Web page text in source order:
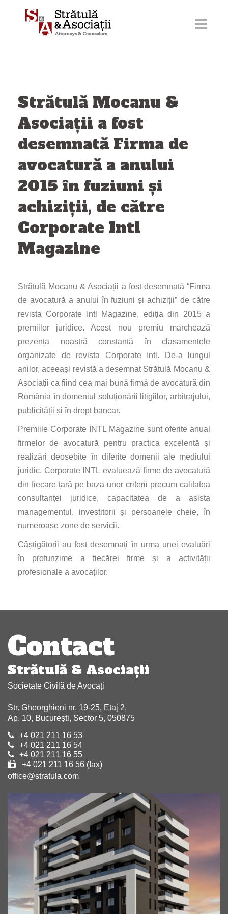
Strătulă Mocanu &
Asociaţii a fost
desemnată Firma de
avocatură a anului
2015 în fuziuni și
achiziții, de către
Corporate Intl
Magazine
Strătulă Mocanu & Asociații a fost desemnată “Firma
de avocatură a anului în fuziuni și achiziții” de către
revista Corporate Intl Magazine, ediția din 2015 a
premiilor juridice. Acest nou premiu marchează
prezența noastră constantă în clasamentele
organizate de revista Corporate Intl. De-a lungul
anilor, aceeași revistă a desemnat Strătulă Mocanu &
Asociații ca fiind cea mai bună firmă de avocatură din
România în domeniul soluționării litigiilor, arbitrajului,
publicității și în drept bancar.
Premiile Corporate INTL Magazine sunt oferite anual
firmelor de avocatură pentru practica excelentă și
realizări deosebite în diferite domenii ale mediului
juridic. Corporate INTL evaluează firme de avocatură
din fiecare țară pe baza unor criterii precum calitatea
consultanței juridice, capacitatea de a asista
managementul, investitorii și persoanele cheie, în
numeroase zone de servicii.
Câștigătorii au fost desemnați în urma unei evaluări
în profunzime a fiecărei firme și a activității
profesionale a avocaților.
Navigare
articole
Contact
Strătulă & Asociaţii
Societate Civilă de Avocați
Str. Gheorghieni nr. 19-25, Etaj 2,
Ap. 10, București, Sector 5, 050875
+4 021 211 16 53
+4 021 211 16 54
+4 021 211 16 55
+4 021 211 16 56 (fax)
office@stratula.com